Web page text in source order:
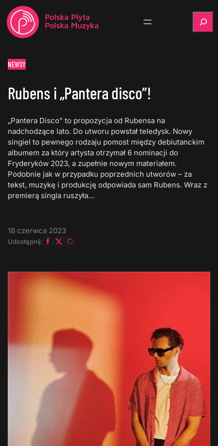
NEWSY
Rubens i „Pantera disco”!
„Pantera Disco” to propozycja od Rubensa na
nadchodzące lato. Do utworu powstał teledysk. Nowy
singiel to pewnego rodzaju pomost między debiutanckim
albumem za który artysta otrzymał 6 nominacji do
Fryderyków 2023, a zupełnie nowym materiałem.
Podobnie jak w przypadku poprzednich utworów – za
tekst, muzykę i produkcję odpowiada sam Rubens. Wraz z
premierą singla ruszyła…
18 czerwca 2023
Udostępnij: